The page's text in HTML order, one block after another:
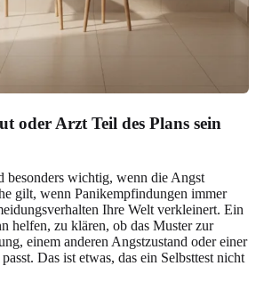
oder Arzt Teil des Plans sein
besonders wichtig, wenn die Angst
gilt, wenn Panikempfindungen immer
Ihre Welt verkleinert. Ein
helfen, zu klären, ob das Muster zur
einem anderen Angstzustand oder einer
Das ist etwas, das ein Selbsttest nicht